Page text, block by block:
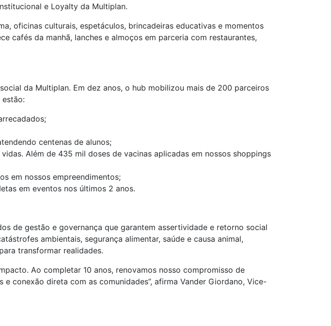
e Loyalty da Multiplan.
oficinas culturais, espetáculos, brincadeiras educativas e momentos
cafés da manhã, lanches e almoços em parceria com restaurantes,
da Multiplan. Em dez anos, o hub mobilizou mais de 200 parceiros
estão:
centenas de alunos;
Além de 435 mil doses de vacinas aplicadas em nossos shoppings
em nossos empreendimentos;
em eventos nos últimos 2 anos.
de gestão e governança que garantem assertividade e retorno social
ambientais, segurança alimentar, saúde e causa animal,
transformar realidades.
Ao completar 10 anos, renovamos nosso compromisso de
conexão direta com as comunidades”, afirma Vander Giordano, Vice-